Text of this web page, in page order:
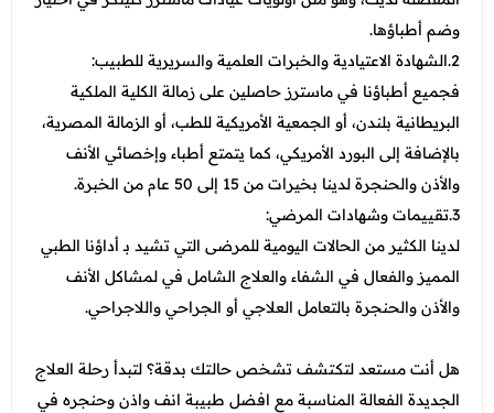
وضم أطباؤها.
2.الشهادة الاعتيادية والخبرات العلمية والسريرية للطبيب:
فجميع أطباؤنا في ماسترز حاصلين على زمالة الكلية الملكية
البريطانية بلندن، أو الجمعية الأمريكية للطب، أو الزمالة المصرية،
بالإضافة إلى البورد الأمريكي، كما يتمتع أطباء وإخصائي الأنف
والأذن والحنجرة لدينا بخيرات من 15 إلى 50 عام من الخبرة.
3.تقييمات وشهادات المرضي:
لدينا الكثير من الحالات اليومية للمرضى التي تشيد بـ أداؤنا الطبي
المميز والفعال في الشفاء والعلاج الشامل في لمشاكل الأنف
والأذن والحنجرة بالتعامل العلاجي أو الجراحي واللاجراحي.
هل أنت مستعد لتكتشف تشخص حالتك بدقة؟ لتبدأ رحلة العلاج
الجديدة الفعالة المناسبة مع افضل طبيبة انف واذن وحنجره في